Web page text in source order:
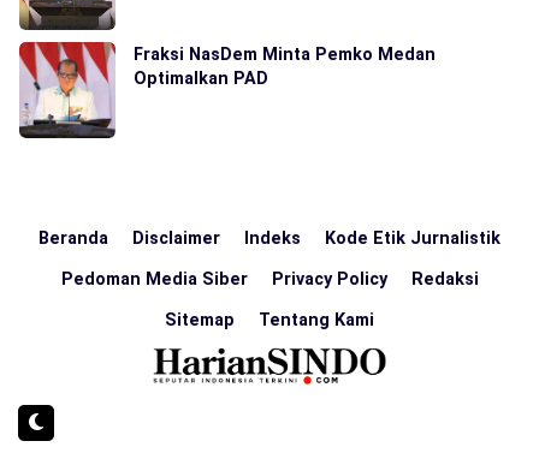
Fraksi NasDem Minta Pemko Medan
Optimalkan PAD
Beranda Disclaimer Indeks Kode Etik Jurnalistik
Pedoman Media Siber Privacy Policy Redaksi
Sitemap Tentang Kami